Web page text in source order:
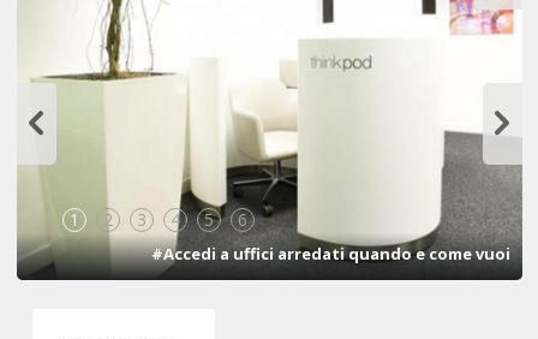
1 2 3 4 5 6
#Accedi a uffici arredati quando e come vuoi